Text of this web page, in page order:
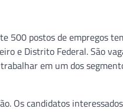
500 postos de empregos
e Distrito Federal. São
em um dos
Os candidatos